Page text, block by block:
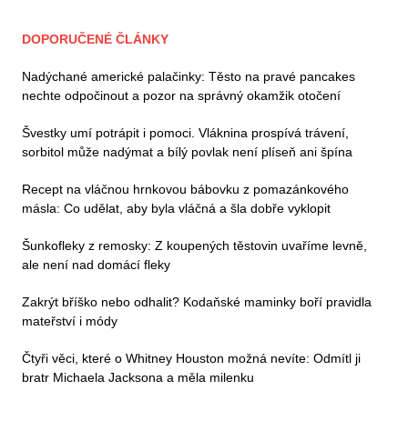
DOPORUČENÉ ČLÁNKY
Nadýchané americké palačinky: Těsto na pravé pancakes
nechte odpočinout a pozor na správný okamžik otočení
Švestky umí potrápit i pomoci. Vláknina prospívá trávení,
sorbitol může nadýmat a bílý povlak není plíseň ani špína
Recept na vláčnou hrnkovou bábovku z pomazánkového
másla: Co udělat, aby byla vláčná a šla dobře vyklopit
Šunkofleky z remosky: Z koupených těstovin uvaříme levně,
ale není nad domácí fleky
Zakrýt bříško nebo odhalit? Kodaňské maminky boří pravidla
mateřství i módy
Čtyři věci, které o Whitney Houston možná nevíte: Odmítl ji
bratr Michaela Jacksona a měla milenku